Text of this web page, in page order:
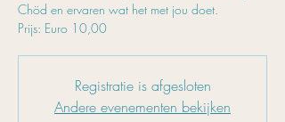
Chöd en ervaren wat het met jou doet.
Prijs: Euro 10,00
Registratie is afgesloten
Andere evenementen bekijken